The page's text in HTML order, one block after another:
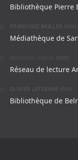
Bibliothèque Pierre
FRANCOISE MULLER dans
Médiathèque de
dans
Réseau de lecture
OLIVIER LEFEBVRE dans
Bibliothèque de